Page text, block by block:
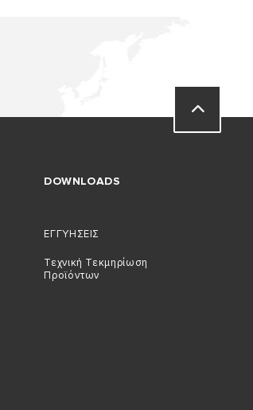
DOWNLOADS
ΕΓΓΥΗΣΕΙΣ
Τεχνική Τεκμηρίωση
Προϊόντων